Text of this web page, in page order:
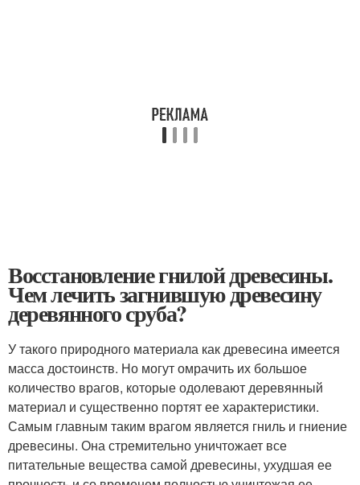
Восстановление гнилой древесины.
Чем лечить загнившую древесину
деревянного сруба?
У такого природного материала как древесина имеется
масса достоинств. Но могут омрачить их большое
количество врагов, которые одолевают деревянный
материал и существенно портят ее характеристики.
Самым главным таким врагом является гниль и гниение
древесины. Она стремительно уничтожает все
питательные вещества самой древесины, ухудшая ее